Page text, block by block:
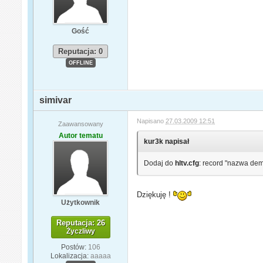
Gość
Reputacja: 0
OFFLINE
simivar
Zaawansowany
Autor tematu
Użytkownik
Reputacja: 26
Życzliwy
Postów: 106
Lokalizacja: aaaaa
Napisano 27.03.2009 12:51
kur3k napisał
Dodaj dohltv.cfg: record "nazwa
Dziękuję !